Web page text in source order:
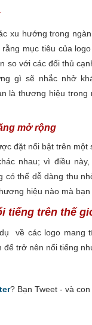
xu hướng trong
mục tiêu của
so với các đối thủ
gì sẽ nhắc nhở
là thương hiệu trong
mở rộng
đặt nổi bật trên một
nhau; vì điều
có thể dễ dàng thu
hiệu nào mà bạn
tiếng trên thế
về các logo mang
để trở nên nổi tiếng
? Bạn Tweet - và